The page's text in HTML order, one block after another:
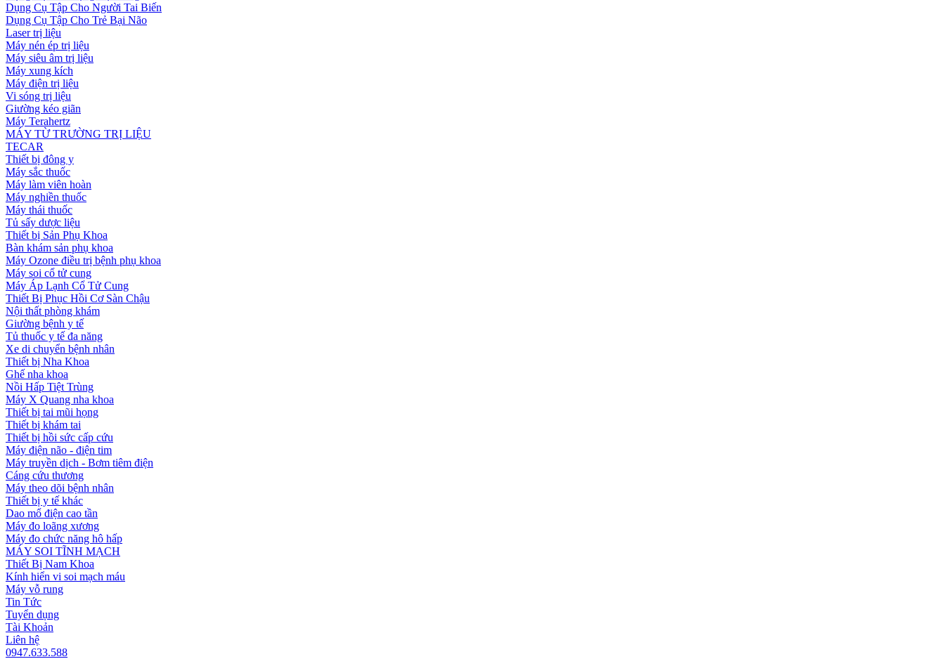
Dụng Cụ Tập Cho Người Tai Biến
Dụng Cụ Tập Cho Trẻ Bại Não
Laser trị liệu
Máy nén ép trị liệu
Máy siêu âm trị liệu
Máy xung kích
Máy điện trị liệu
Vi sóng trị liệu
Giường kéo giãn
Máy Terahertz
MÁY TỪ TRƯỜNG TRỊ LIỆU
TECAR
Thiết bị đông y
Máy sắc thuốc
Máy làm viên hoàn
Máy nghiền thuốc
Máy thái thuốc
Tủ sấy dược liệu
Thiết bị Sản Phụ Khoa
Bàn khám sản phụ khoa
Máy Ozone điều trị bệnh phụ khoa
Máy soi cổ tử cung
Máy Áp Lạnh Cổ Tử Cung
Thiết Bị Phục Hồi Cơ Sàn Chậu
Nội thất phòng khám
Giường bệnh y tế
Tủ thuốc y tế đa năng
Xe di chuyển bệnh nhân
Thiết bị Nha Khoa
Ghế nha khoa
Nồi Hấp Tiệt Trùng
Máy X Quang nha khoa
Thiết bị tai mũi họng
Thiết bị khám tai
Thiết bị hồi sức cấp cứu
Máy điện não - điện tim
Máy truyền dịch - Bơm tiêm điện
Cáng cứu thương
Máy theo dõi bệnh nhân
Thiết bị y tế khác
Dao mổ điện cao tần
Máy đo loãng xương
Máy đo chức năng hô hấp
MÁY SOI TĨNH MẠCH
Thiết Bị Nam Khoa
Kính hiển vi soi mạch máu
Máy vỗ rung
Tin Tức
Tuyển dụng
Tài Khoản
Liên hệ
0947.633.588